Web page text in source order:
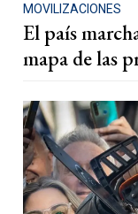
MOVILIZACIONES
El país
mapa de las